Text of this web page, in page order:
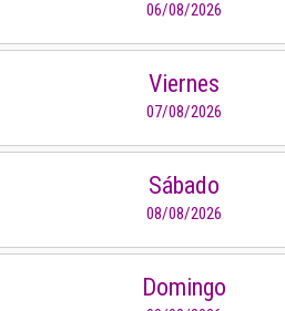
06/08/2026
Viernes
07/08/2026
Sábado
08/08/2026
Domingo